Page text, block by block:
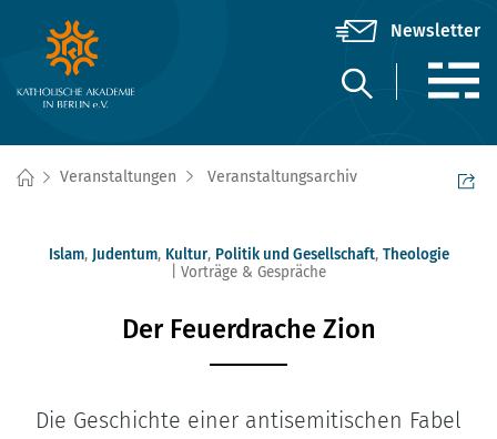
Veranstaltungen Veranstaltungsarchiv
Islam, Judentum, Kultur, Politik und Gesellschaft, Theologie
Vorträge & Gespräche
Der Feuerdrache Zion
Die Geschichte einer antisemitischen Fabel